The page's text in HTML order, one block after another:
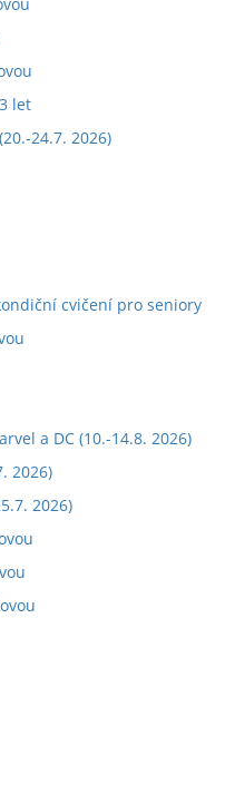
let
24.7. 2026)
cvičení pro seniory
a DC (10.-14.8. 2026)
2026)
2026)